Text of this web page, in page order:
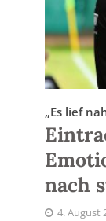
„Es lief
nach
4. August